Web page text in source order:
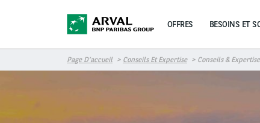
OFFRES BESOINS ET
Page D’accueil Conseils Et Expertise Conseils &